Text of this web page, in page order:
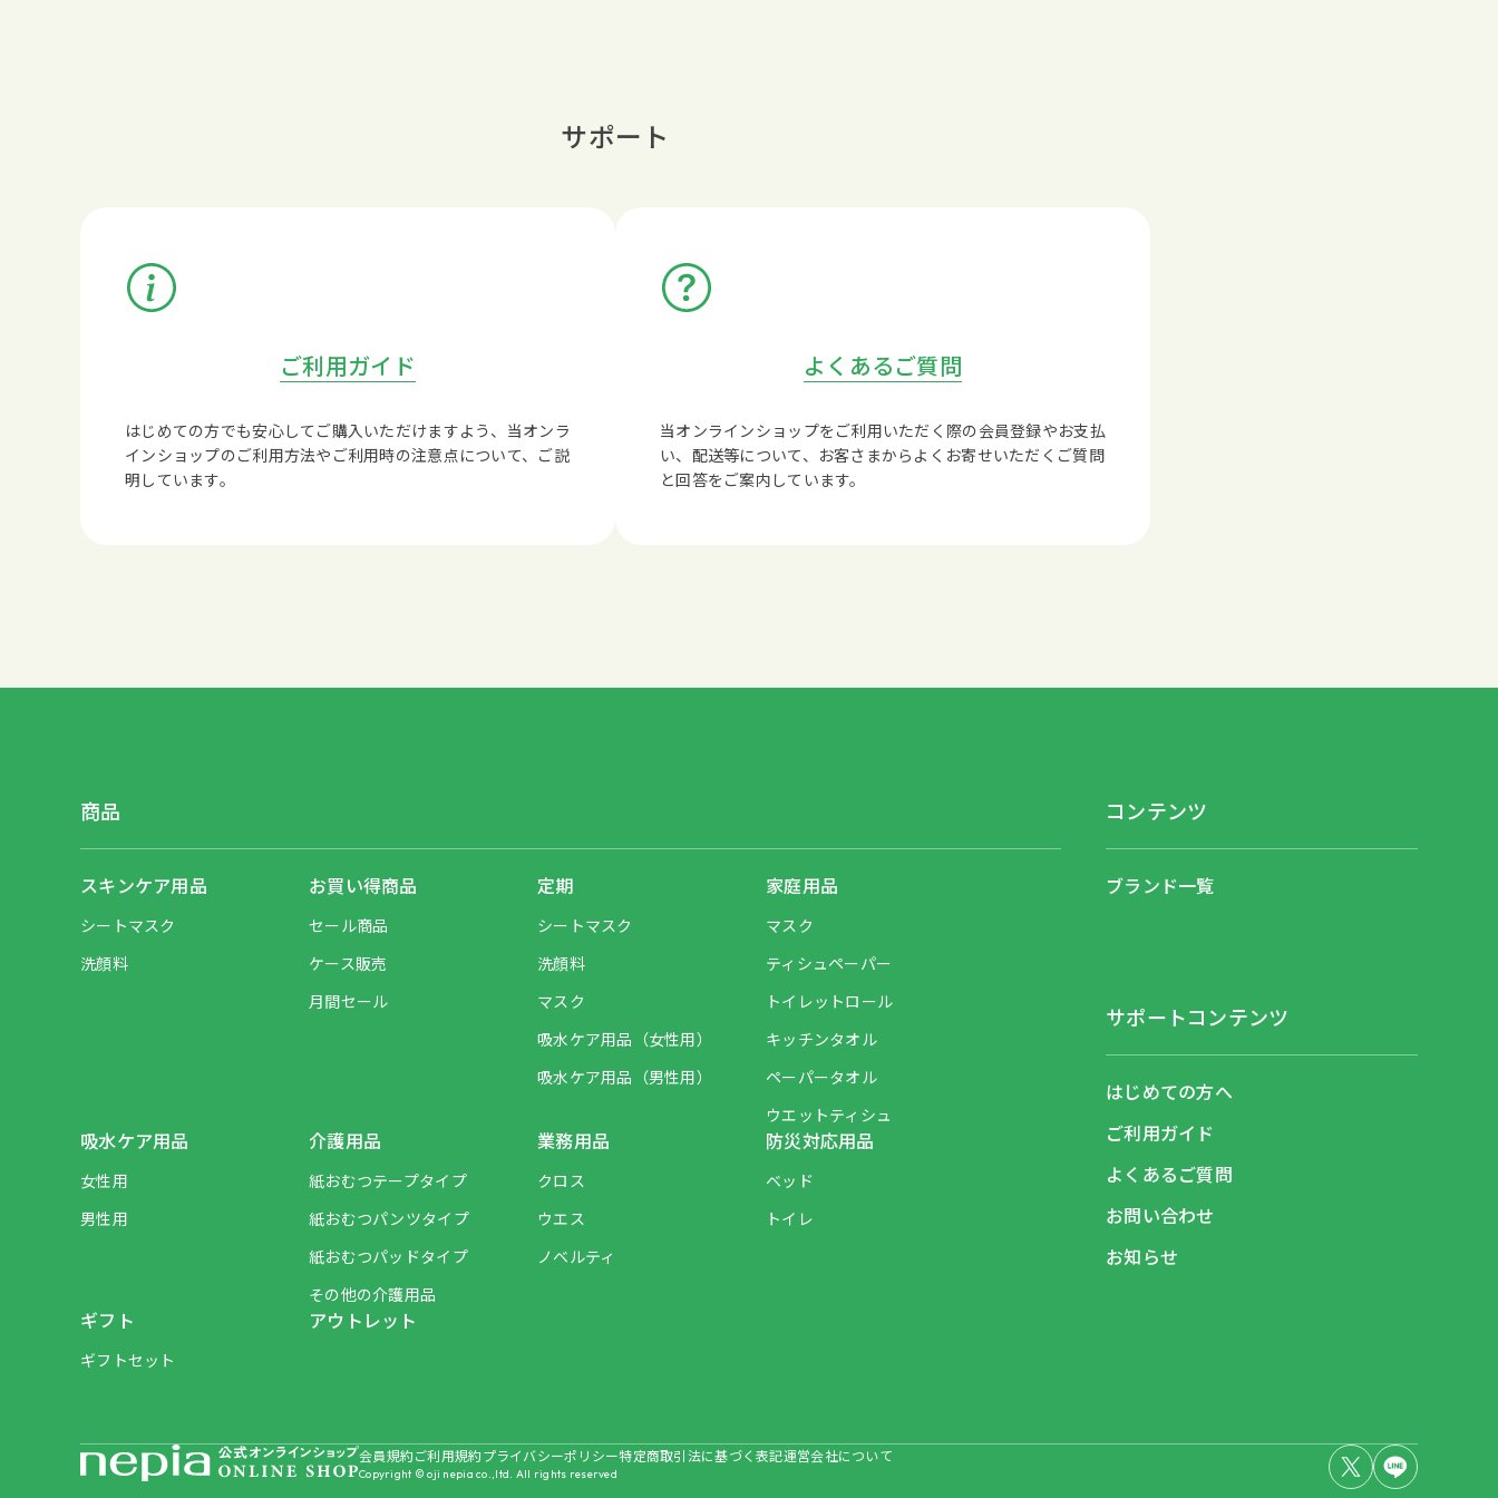
サポート
ご利用ガイド
はじめての方でも安心してご購入いただけますよう、当オンラ
インショップのご利用方法やご利用時の注意点について、ご説
明しています。
よくあるご質問
当オンラインショップをご利用いただく際の会員登録やお支払
い、配送等について、お客さまからよくお寄せいただくご質問
と回答をご案内しています。
商品
スキンケア用品
シートマスク
洗顔料
お買い得商品
セール商品
ケース販売
月間セール
定期
シートマスク
洗顔料
マスク
吸水ケア用品（女性用）
吸水ケア用品（男性用）
家庭用品
マスク
ティシュペーパー
トイレットロール
キッチンタオル
ペーパータオル
ウエットティシュ
吸水ケア用品
女性用
男性用
介護用品
紙おむつテープタイプ
紙おむつパンツタイプ
紙おむつパッドタイプ
その他の介護用品
業務用品
クロス
ウエス
ノベルティ
防災対応用品
ベッド
トイレ
ギフト
ギフトセット
アウトレット
コンテンツ
ブランド一覧
サポートコンテンツ
はじめての方へ
ご利用ガイド
よくあるご質問
お問い合わせ
お知らせ
会員規約ご利用規約プライバシーポリシー特定商取引法に基づく表記運営会社について
Copyright © oji nepia co.,ltd. All rights reserved